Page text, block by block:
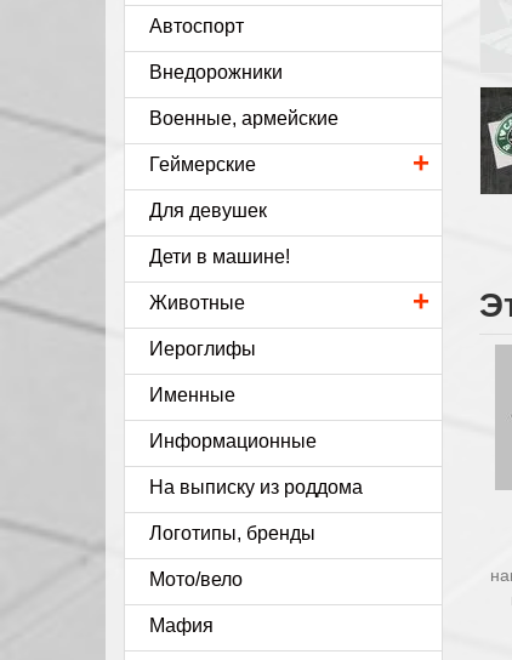
Автоспорт
Внедорожники
Военные, армейские
+
Геймерские
Для девушек
Дети в машине!
+
Животные
Иероглифы
Именные
Информационные
На выписку из роддома
Логотипы, бренды
Мото/вело
Мафия